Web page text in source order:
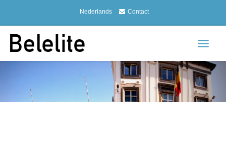
Nederlands Contact
Toggle